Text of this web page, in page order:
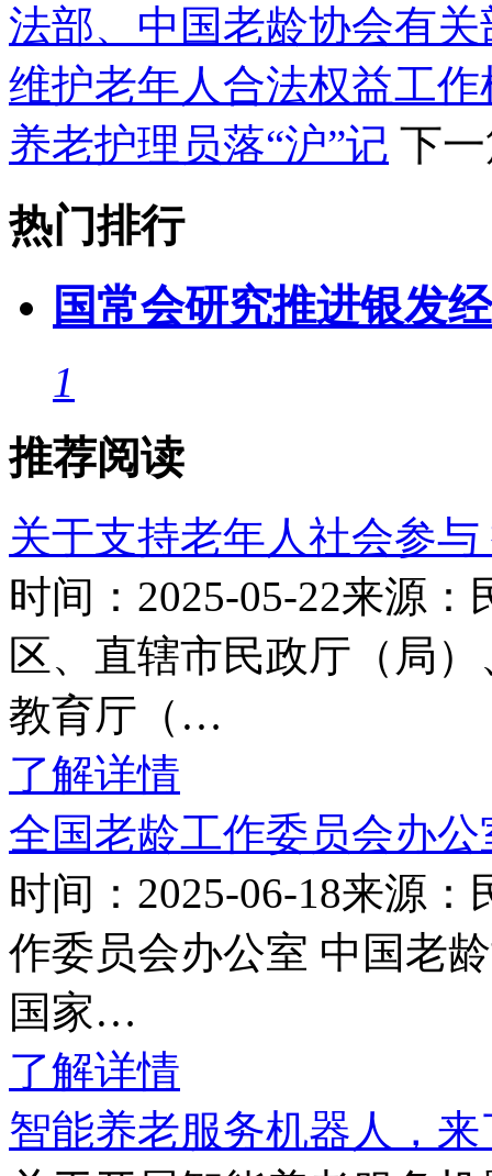
法部、中国老龄协会有
维护老年人合法权益工
养老护理员落“沪”记 下
热门排行
国常会研究推进银发
1
推荐阅读
关于支持老年人社会参
时间：2025-05-22来源
区、直辖市民政厅（局
教育厅（…
了解详情
全国老龄工作委员会办
时间：2025-06-18来源
作委员会办公室 中国老
国家…
了解详情
智能养老服务机器人，来